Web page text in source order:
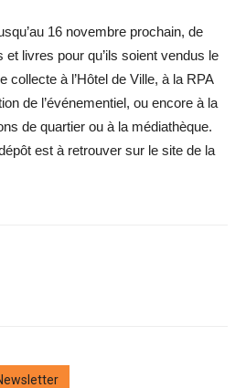
16 novembre prochain, de
livres pour qu’ils soient vendus le
collecte à l’Hôtel de Ville, à la RPA
de l’événementiel, ou encore à la
de quartier ou à la médiathèque.
est à retrouver sur le site de la